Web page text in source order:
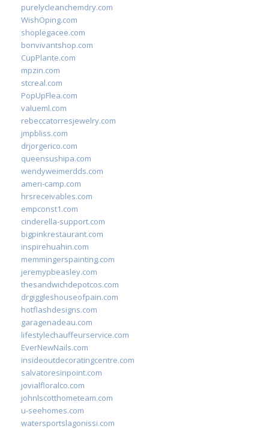
purelycleanchemdry.com
WishOping.com
shoplegacee.com
bonvivantshop.com
CupPlante.com
mpzin.com
stcreal.com
PopUpFlea.com
valueml.com
rebeccatorresjewelry.com
jmpbliss.com
drjorgerico.com
queensushipa.com
wendyweimerdds.com
ameri-camp.com
hrsreceivables.com
empconst1.com
cinderella-support.com
bigpinkrestaurant.com
inspirehuahin.com
memmingerspainting.com
jeremypbeasley.com
thesandwichdepotcos.com
drgiggleshouseofpain.com
hotflashdesigns.com
garagenadeau.com
lifestylechauffeurservice.com
EverNewNails.com
insideoutdecoratingcentre.com
salvatoresinpoint.com
jovialfloralco.com
johnlscotthometeam.com
u-seehomes.com
watersportslagonissi.com